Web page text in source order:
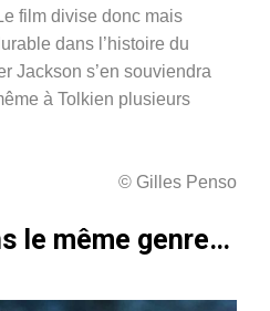
film divise donc mais
dans l’histoire du
Jackson s’en souviendra
à Tolkien plusieurs
© Gilles Penso
le même genre…